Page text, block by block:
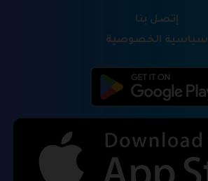
إتصل بنا
سياسية الخصوصية